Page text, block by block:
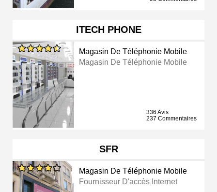
ITECH PHONE
Magasin De Téléphonie Mobile
Magasin De Téléphonie Mobile
336 Avis
237 Commentaires
SFR
Magasin De Téléphonie Mobile
Fournisseur D'accès Internet